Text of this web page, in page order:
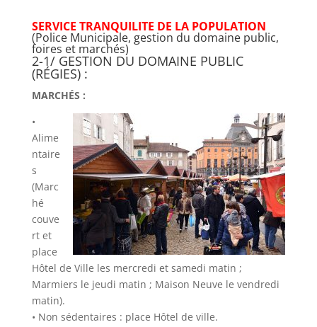
SERVICE TRANQUILITE DE LA POPULATION
(Police Municipale, gestion du domaine public,
foires et marchés)
2-1/ GESTION DU DOMAINE PUBLIC
(RÉGIES) :
MARCHÉS :
•
Alime
ntaire
s
(Marc
hé
couve
rt et
place
Hôtel de Ville les mercredi et samedi matin ;
Marmiers le jeudi matin ; Maison Neuve le vendredi
matin).
• Non sédentaires : place Hôtel de ville.